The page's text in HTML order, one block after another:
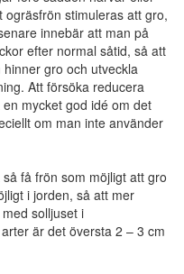
stimuleras att gro,
innebär att man på
efter normal såtid, så att
gro och utveckla
Att försöka reducera
mycket god idé om det
om man inte använder
få frön som möjligt att gro
i jorden, så att mer
solljuset i
är det översta 2 – 3 cm